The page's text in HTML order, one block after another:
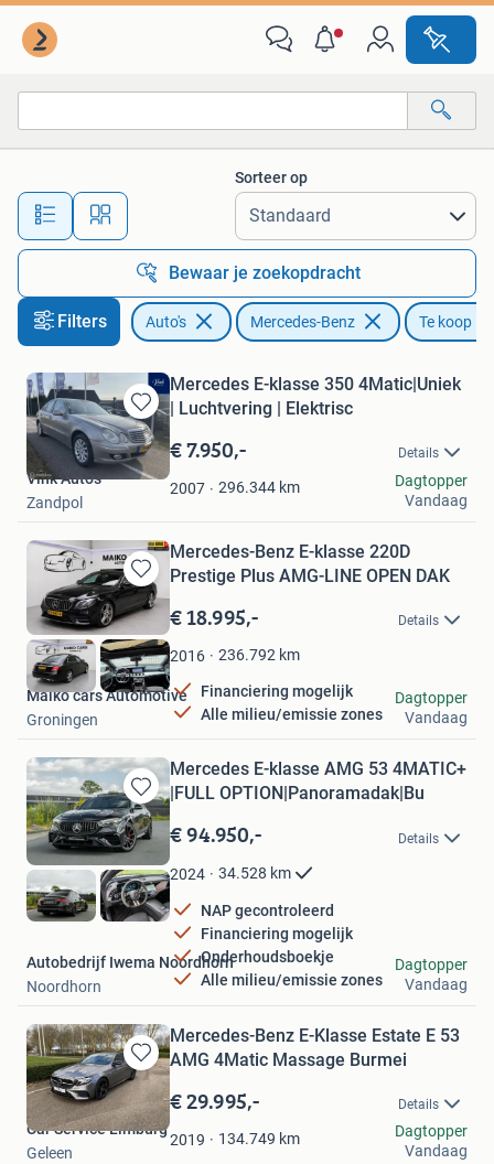
Alle afstanden…
Sorteer op
Bewaar je zoekopdracht
Filters Auto's Mercedes-Benz Te koop
Bewaren
in
Mijn
Favorieten
Mercedes E-klasse 350 4Matic|Uniek
| Luchtvering | Elektrisc
€ 7.950,- Details
2007 296.344 km
Vink Auto's
Zandpol
Dagtopper
Vandaag
Bewaren
in
Mijn
Favorieten
Mercedes-Benz E-klasse 220D
Prestige Plus AMG-LINE OPEN DAK
€ 18.995,- Details
2016 236.792 km
Financiering mogelijk
Alle milieu/emissie zones
Maiko cars Automotive
Groningen
Dagtopper
Vandaag
Bewaren
in
Mijn
Favorieten
Mercedes E-klasse AMG 53 4MATIC+
|FULL OPTION|Panoramadak|Bu
€ 94.950,- Details
2024 34.528 km
NAP gecontroleerd
Financiering mogelijk
Onderhoudsboekje
Alle milieu/emissie zones
Autobedrijf Iwema Noordhorn
Noordhorn
Dagtopper
Vandaag
Bewaren
in
Mijn
Favorieten
Mercedes-Benz E-Klasse Estate E 53
AMG 4Matic Massage Burmei
€ 29.995,- Details
2019 134.749 km
Car Service Limburg
Geleen
Dagtopper
Vandaag